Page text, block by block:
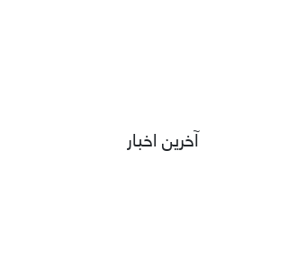
آخرین اخبار